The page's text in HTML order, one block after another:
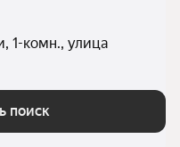
1-комн., улица
поиск